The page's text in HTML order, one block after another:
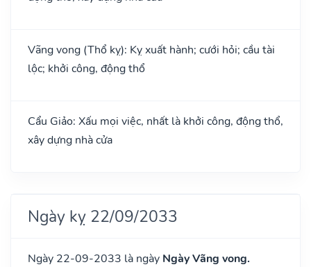
Vãng vong (Thổ kỵ): Kỵ xuất hành; cưới hỏi; cầu tài
lộc; khởi công, động thổ
Cẩu Giảo: Xấu mọi việc, nhất là khởi công, động thổ,
xây dựng nhà cửa
Ngày kỵ 22/09/2033
Ngày 22-09-2033 là ngày Ngày Vãng vong.